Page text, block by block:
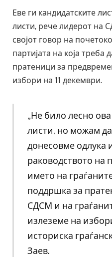
Еве ги кандидатските
листи, рече лидерот на
својот говор на
партијата на која треба
пратеници за
избори на 11 декември.
„Не било лесно
листи, но можам
донесовме одлука
раководството на
името на
поддршка за
СДСМ и на
излеземе на
историска
Заев.